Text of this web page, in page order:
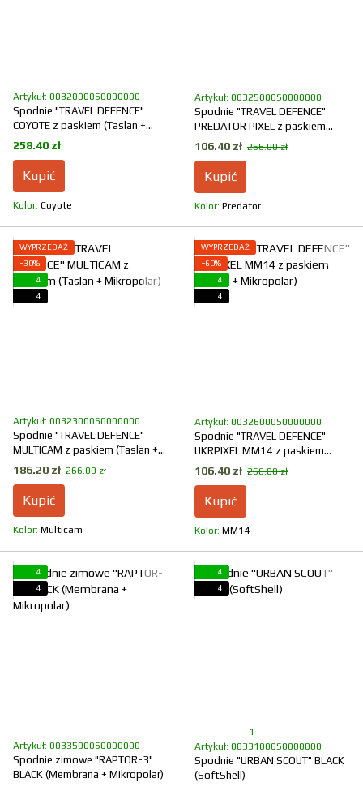
Artykuł: 00320000S0000000
Spodnie "TRAVEL DEFENCE"
COYOTE z paskiem (Taslan +
Mikropolar)
258.40 zł
Kupić
Kolor Coyote
Artykuł: 00325000S0000000
Spodnie "TRAVEL DEFENCE"
PREDATOR PIXEL z paskiem
(Taslan + Mikropolar)
106.40 zł 266.00 zł
Kupić
Kolor Predator
WYPRZEDAŻ
−30%
4
4
Artykuł: 00323000S0000000
Spodnie "TRAVEL DEFENCE"
MULTICAM z paskiem (Taslan +
Mikropolar)
186.20 zł 266.00 zł
Kupić
Kolor Multicam
WYPRZEDAŻ
−60%
4
4
Artykuł: 00326000S0000000
Spodnie "TRAVEL DEFENCE"
UKRPIXEL MM14 z paskiem
(Taslan + Mikropolar)
106.40 zł 266.00 zł
Kupić
Kolor ММ14
4
4
Artykuł: 00335000S0000000
Spodnie zimowe "RAPTOR-3"
BLACK (Membrana + Mikropolar)
4
4
1
Artykuł: 00331000S0000000
Spodnie "URBAN SCOUT" BLACK
(SoftShell)